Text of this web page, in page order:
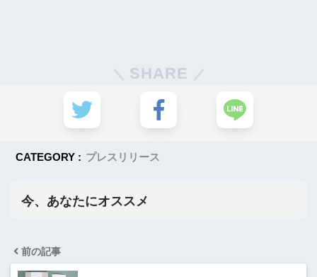
SHARE
CATEGORY : プレスリリース
今、あなたにオススメ
前の記事